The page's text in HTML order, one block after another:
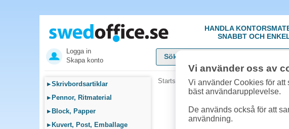
HANDLA
SNABBT OCH
Logga in
Skapa konto
▸Skrivbordsartiklar
▸ Pennor, Ritmaterial
▸ Block, Papper
▸ Kuvert, Post, Emballage
Startsida »Märkning, Skyltning»
Vi använder oss av
Vi använder Cookies för att
bäst användarupplevelse.
De används också för att
användning.